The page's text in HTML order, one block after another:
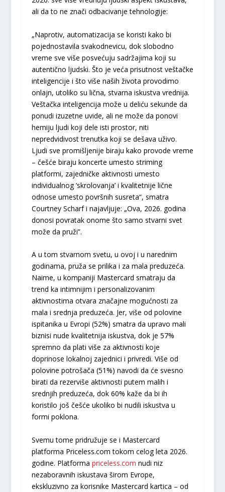
ali da to ne znači odbacivanje tehnologije:
„Naprotiv, automatizacija se koristi kako bi
pojednostavila svakodnevicu, dok slobodno
vreme sve više posvećuju sadržajima koji su
autentično ljudski. Što je veća prisutnost veštačke
inteligencije i što više naših života provodimo
onlajn, utoliko su lična, stvarna iskustva vrednija.
Veštačka inteligencija može u deliću sekunde da
ponudi izuzetne uvide, ali ne može da ponovi
hemiju ljudi koji dele isti prostor, niti
nepredvidivost trenutka koji se dešava uživo.
Ljudi sve promišljenije biraju kako provode vreme
– češće biraju koncerte umesto striming
platformi, zajedničke aktivnosti umesto
individualnog ’skrolovanja’ i kvalitetnije lične
odnose umesto površnih susreta“, smatra
Courtney Scharf i najavljuje: „Ova, 2026. godina
donosi povratak onome što samo stvarni svet
može da pruži”.
A u tom stvarnom svetu, u ovoj i u narednim
godinama, pruža se prilika i za mala preduzeća.
Naime, u kompaniji Mastercard smatraju da
trend ka intimnijim i personalizovanim
aktivnostima otvara značajne mogućnosti za
mala i srednja preduzeća. Jer, više od polovine
ispitanika u Evropi (52%) smatra da upravo mali
biznisi nude kvalitetnija iskustva, dok je 57%
spremno da plati više za aktivnosti koje
doprinose lokalnoj zajednici i privredi. Više od
polovine potrošača (51%) navodi da će svesno
birati da rezerviše aktivnosti putem malih i
srednjih preduzeća, dok 60% kaže da bi ih
koristilo još češće ukoliko bi nudili iskustva u
formi poklona.
Svemu tome pridružuje se i Mastercard
platforma Priceless.com tokom celog leta 2026.
godine. Platforma priceless.com nudi niz
nezaboravnih iskustava širom Evrope,
ekskluzivno za korisnike Mastercard kartica – od